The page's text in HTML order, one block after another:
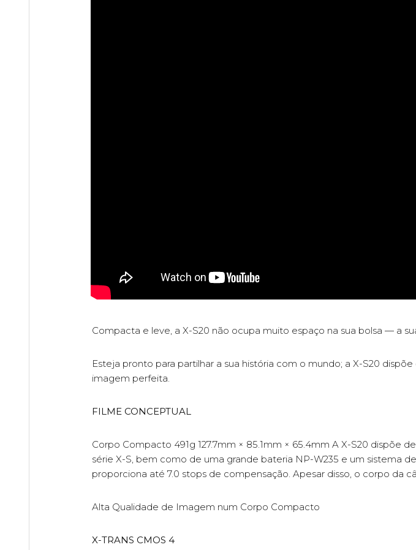
Compacta e leve, a X-S20 não ocupa muito espaço na sua bolsa — a
Esteja pronto para partilhar a sua história com o mundo; a X-S20
imagem perfeita.
FILME CONCEPTUAL
Corpo Compacto 491g 127.7mm × 85.1mm × 65.4mm A X-S20 dispõe
série X-S, bem como de uma grande bateria NP-W235 e um sistema
proporciona até 7.0 stops de compensação. Apesar disso, o corpo da
Alta Qualidade de Imagem num Corpo Compacto
X-TRANS CMOS 4